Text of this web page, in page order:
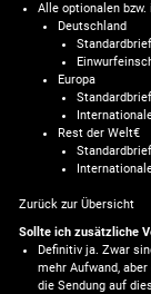
Alle optionalen
Deutschland
Europa
Rest der Welt€
Zurück zur Übersicht
Sollte ich zusätzliche
Definitiv ja. Zwar
mehr Aufwand,
die Sendung auf